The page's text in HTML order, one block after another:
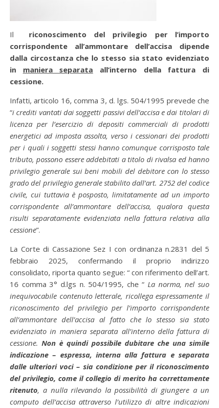
Il riconoscimento del privilegio per l’importo
corrispondente all’ammontare dell’accisa dipende
dalla circostanza che lo stesso sia stato evidenziato
in maniera separata all’interno della fattura di
cessione.
Infatti, articolo 16, comma 3, d. lgs. 504/1995 prevede che
“i crediti vantati dai soggetti passivi dell’accisa e dai titolari di
licenza per l’esercizio di depositi commerciali di prodotti
energetici ad imposta assolta, verso i cessionari dei prodotti
per i quali i soggetti stessi hanno comunque corrisposto tale
tributo, possono essere addebitati a titolo di rivalsa ed hanno
privilegio generale sui beni mobili del debitore con lo stesso
grado del privilegio generale stabilito dall’art. 2752 del codice
civile, cui tuttavia è posposto, limitatamente ad un importo
corrispondente all’ammontare dell’accisa, qualora questa
risulti separatamente evidenziata nella fattura relativa alla
cessione”.
La Corte di Cassazione Sez I con ordinanza n.2831 del 5
febbraio 2025, confermando il proprio indirizzo
consolidato, riporta quanto segue: “ con riferimento dell’art.
16 comma 3° d.lgs n. 504/1995, che “La norma, nel suo
inequivocabile contenuto letterale, ricollega espressamente il
riconoscimento del privilegio per l’importo corrispondente
all’ammontare dell’accisa al fatto che lo stesso sia stato
evidenziato in maniera separata all’interno della fattura di
cessione. Non è quindi possibile dubitare che una simile
indicazione – espressa, interna alla fattura e separata
dalle ulteriori voci – sia condizione per il riconoscimento
del privilegio, come il collegio di merito ha correttamente
ritenuto, a nulla rilevando la possibilità di giungere a un
computo dell’accisa attraverso l’utilizzo di altre indicazioni